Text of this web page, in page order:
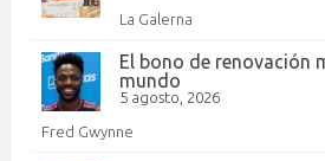
La Galerna
El bono de renovación
mundo
5 agosto, 2026
Fred Gwynne